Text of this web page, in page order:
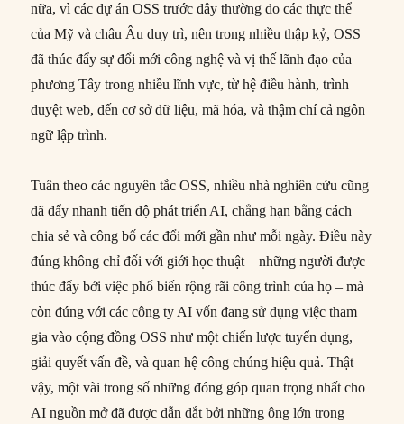
nữa, vì các dự án OSS trước đây thường do các thực thể
của Mỹ và châu Âu duy trì, nên trong nhiều thập kỷ, OSS
đã thúc đẩy sự đổi mới công nghệ và vị thế lãnh đạo của
phương Tây trong nhiều lĩnh vực, từ hệ điều hành, trình
duyệt web, đến cơ sở dữ liệu, mã hóa, và thậm chí cả ngôn
ngữ lập trình.
Tuân theo các nguyên tắc OSS, nhiều nhà nghiên cứu cũng
đã đẩy nhanh tiến độ phát triển AI, chẳng hạn bằng cách
chia sẻ và công bố các đổi mới gần như mỗi ngày. Điều này
đúng không chỉ đối với giới học thuật – những người được
thúc đẩy bởi việc phổ biến rộng rãi công trình của họ – mà
còn đúng với các công ty AI vốn đang sử dụng việc tham
gia vào cộng đồng OSS như một chiến lược tuyển dụng,
giải quyết vấn đề, và quan hệ công chúng hiệu quả. Thật
vậy, một vài trong số những đóng góp quan trọng nhất cho
AI nguồn mở đã được dẫn dắt bởi những ông lớn trong